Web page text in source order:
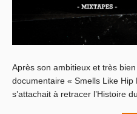
Après son ambitieux et très
documentaire « Smells Like Hip
s’attachait à retracer l’Histoire du